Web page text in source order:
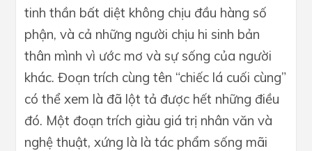
tinh thần bất diệt không chịu đầu hàng số
phận, và cả những người chịu hi sinh bản
thân mình vì ước mơ và sự sống của người
khác. Đoạn trích cùng tên “chiếc lá cuối cùng”
có thể xem là đã lột tả được hết những điều
đó. Một đoạn trích giàu giá trị nhân văn và
nghệ thuật, xứng là là tác phẩm sống mãi